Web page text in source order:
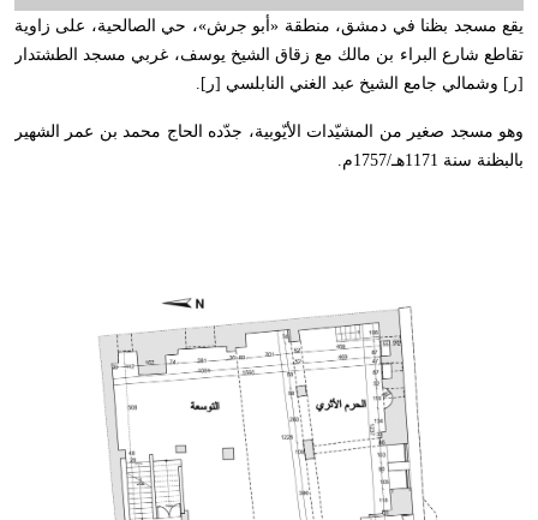
يقع مسجد بظنا في دمشق، منطقة «أبو جرش»، حي الصالحية، على زاوية
تقاطع شارع البراء بن مالك مع زقاق الشيخ يوسف، غربي مسجد الطشتدار
[ر] وشمالي جامع الشيخ عبد الغني النابلسي [ر].
وهو مسجد صغير من المشيّدات الأيّوبية، جدّده الحاج محمد بن عمر الشهير
بالبظنة سنة 1171هـ/1757م.